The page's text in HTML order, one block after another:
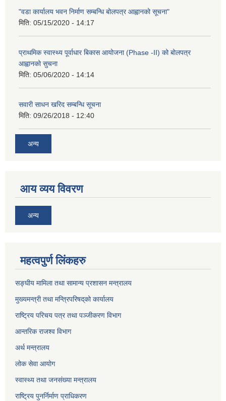
"वडा कार्यालय भवन निर्माण सम्बन्धि बोलपत्र आह्वानको सूचना"
मिति: 05/15/2020 - 14:17
प्राथमिक स्वास्थ्य पूर्वाधार बिकास आयोजना (Phase -II) को बोलपत्र
आह्वानको सुचना
मिति: 05/06/2020 - 14:14
सवारी साधन खरिद सम्बन्धि सूचना
मिति: 09/26/2018 - 12:40
अन्य
आय व्यय विवरण
अन्य
महत्वपुर्ण लिंकहरु
सङ्घीय मामिला तथा सामान्य प्रशासन मन्त्रालय
मुख्यमन्त्री तथा मन्त्रिपरिषद्‌को कार्यालय
राष्ट्रिय परिचय पत्र तथा पञ्जीकरण विभाग
आन्तरिक राजश्व विभाग
अर्थ मन्त्रालय
लोक सेवा आयोग
स्वास्थ्य तथा जनसंख्या मन्त्रालय
राष्ट्रिय पुनर्निर्माण प्राधिकरण